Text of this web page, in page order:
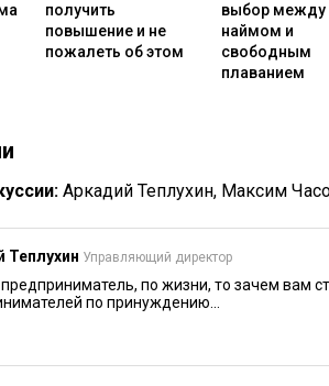
стать бизнесменами, не стоит
стажировку или работу в штате вы
знаний. Конечно, после вы
получить
повышение и не
пожалеть об этом
выбор между
наймом и
свободным
плаванием
Аркадий Теплухин, Максим
Теплухин Управляющий директор
по жизни, то зачем вам
по принуждению...